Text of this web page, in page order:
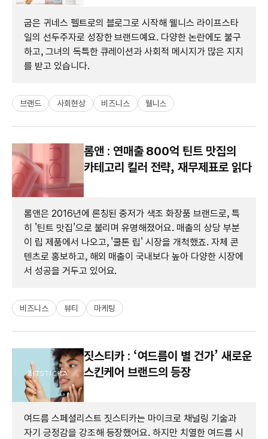
굽은 귀네스 펠트로의 블로그로 시작해 웰니스 라이프스타
일의 선두주자로 성장한 브랜드예요. 다양한 논란에도 불구
하고, 그녀의 독특한 큐레이션과 사회적 메시지가 많은 지지
를 받고 있습니다.
브랜드 사회현상 비즈니스 웰니스
롬앤 : 연매출 800억 틴트 맛집의
카테고리 킬러 전략, 재무제표로 읽다
롬앤은 2016년에 론칭된 중저가 색조 화장품 브랜드로, 특
히 '틴트 맛집'으로 불리며 유명해졌어요. 매출의 상당 부분
이 립 제품에서 나오고, '쿨톤 립' 시장을 개척했죠. 자체 콘
텐츠로 홍보하고, 해외 매출이 국내보다 높아 다양한 시장에
서 성공을 거두고 있어요.
비즈니스 뷰티 마케팅
짓스티카 : ‘여드름이 별 건가’ 새로운
스킨케어 브랜드의 등장
여드름 스페셜리스트 짓스티카는 마이크로 채널링 기술과
자기 긍정감을 강조해 등장했어요. 하지만 치열한 여드름 시